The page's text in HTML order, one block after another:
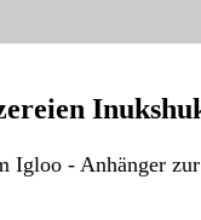
- Anhänger